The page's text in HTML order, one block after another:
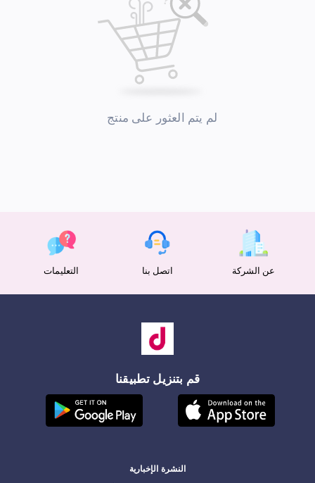
لم يتم العثور على منتج
عن الشركة اتصل بنا التعليمات
قم بتنزيل تطبيقنا
النشرة الإخبارية